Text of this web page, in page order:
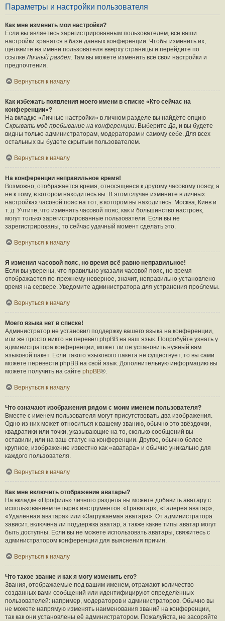
Параметры и настройки пользователя
Как мне изменить мои настройки?
Если вы являетесь зарегистрированным пользователем, все ваши
настройки хранятся в базе данных конференции. Чтобы изменить их,
щёлкните на имени пользователя вверху страницы и перейдите по
ссылкеЛичный раздел. Там вы можете изменить все свои настройки и
предпочтения.
Вернуться к началу
Как избежать появления моего имени в списке «Кто сейчас на
конференции»?
На вкладке «Личные настройки» в личном разделе вы найдёте опцию
Скрывать моё пребывание на конференции. ВыберитеДа, и вы будете
видны только администраторам, модераторам и самому себе. Для всех
остальных вы будете скрытым пользователем.
Вернуться к началу
На конференции неправильное время!
Возможно, отображается время, относящееся к другому часовому поясу, а
не к тому, в котором находитесь вы. В этом случае измените в личных
настройках часовой пояс на тот, в котором вы находитесь: Москва, Киев и
т. д. Учтите, что изменять часовой пояс, как и большинство настроек,
могут только зарегистрированные пользователи. Если вы не
зарегистрированы, то сейчас удачный момент сделать это.
Вернуться к началу
Я изменил часовой пояс, но время всё равно неправильное!
Если вы уверены, что правильно указали часовой пояс, но время
отображается по-прежнему неверное, значит, неправильно установлено
время на сервере. Уведомите администратора для устранения проблемы.
Вернуться к началу
Моего языка нет в списке!
Администратор не установил поддержку вашего языка на конференции,
или же просто никто не перевёл phpBB на ваш язык. Попробуйте узнать у
администратора конференции, может ли он установить нужный вам
языковой пакет. Если такого языкового пакета не существует, то вы сами
можете перевести phpBB на свой язык. Дополнительную информацию вы
можете получить на сайте phpBB®.
Вернуться к началу
Что означают изображения рядом с моим именем пользователя?
Вместе с именем пользователя могут присутствовать два изображения.
Одно из них может относиться к вашему званию, обычно это звёздочки,
квадратики или точки, указывающие на то, сколько сообщений вы
оставили, или на ваш статус на конференции. Другое, обычно более
крупное, изображение известно как «аватара» и обычно уникально для
каждого пользователя.
Вернуться к началу
Как мне включить отображение аватары?
На вкладке «Профиль» личного раздела вы можете добавить аватару с
использованием четырёх инструментов: «Граватар», «Галерея аватар»,
«Удалённая аватара» или «Загружаемая аватара». От администратора
зависит, включена ли поддержка аватар, а также какие типы аватар могут
быть доступны. Если вы не можете использовать аватары, свяжитесь с
администратором конференции для выяснения причин.
Вернуться к началу
Что такое звание и как я могу изменить его?
Звания, отображаемые под вашим именем, отражают количество
созданных вами сообщений или идентифицируют определённых
пользователей: например, модераторов и администраторов. Обычно вы
не можете напрямую изменять наименования званий на конференции,
так как они установлены её администратором. Пожалуйста, не засоряйте